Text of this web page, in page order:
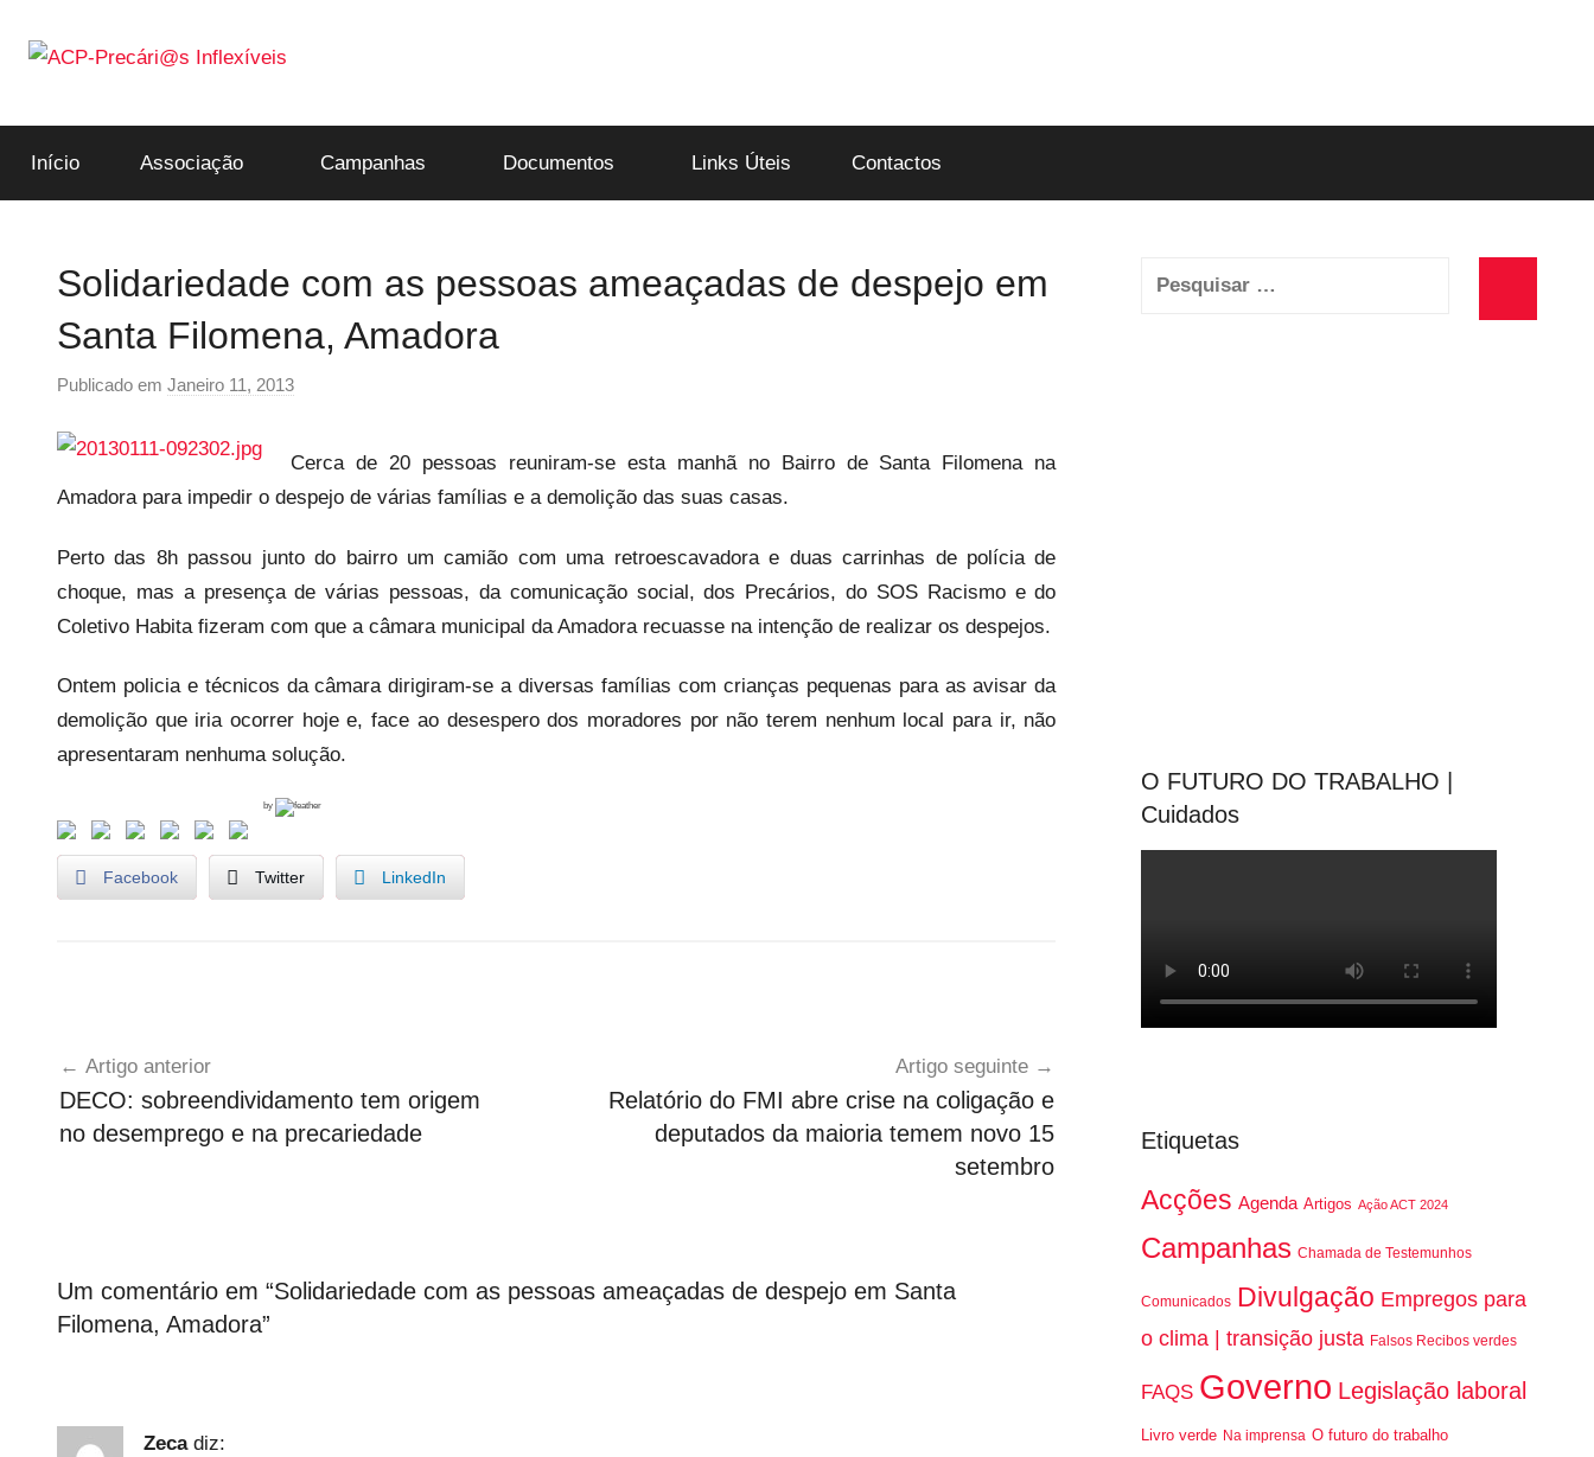
para
ACP-
Precári@s
Início Associação Campanhas Documentos Links Úteis Contactos
Solidariedade com as pessoas ameaçadas de despejo em
Santa Filomena, Amadora
Publicado em Janeiro 11, 2013
r
c
a
r
o
e
Cerca de 20 pessoas reuniram-se esta manhã no Bairro de Santa Filomena na
Amadora para impedir o despejo de várias famílias e a demolição das suas casas.
Perto das 8h passou junto do bairro um camião com uma retroescavadora e duas carrinhas de polícia de
choque, mas a presença de várias pessoas, da comunicação social, dos Precários, do SOS Racismo e do
Coletivo Habita fizeram com que a câmara municipal da Amadora recuasse na intenção de realizar os despejos.
Ontem policia e técnicos da câmara dirigiram-se a diversas famílias com crianças pequenas para as avisar da
demolição que iria ocorrer hoje e, face ao desespero dos moradores por não terem nenhum local para ir, não
apresentaram nenhuma solução.
by
Facebook Twitter LinkedIn
c
a
t
i
z
artigos
Artigo anterior
DECO: sobreendividamento tem origem
no desemprego e na precariedade
Artigo seguinte
Relatório do FMI abre crise na coligação e
deputados da maioria temem novo 15
setembro
Um comentário em “Solidariedade com as pessoas ameaçadas de despejo em Santa
Filomena, Amadora”
Zeca diz:
Pesquisar
O FUTURO DO TRABALHO |
Cuidados
Etiquetas
Acções Agenda Artigos Ação ACT 2024
Campanhas Chamada de Testemunhos
Comunicados Divulgação Empregos para
o clima | transição justa Falsos Recibos verdes
FAQS Governo Legislação laboral
Livro verde Na imprensa O futuro do trabalho